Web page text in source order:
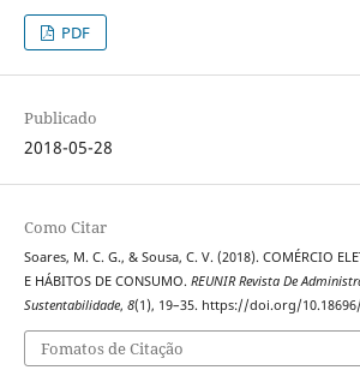
PDF
Publicado
2018-05-28
Como Citar
Soares, M. C. G., & Sousa, C. V. (2018). COMÉRCIO
E HÁBITOS DE CONSUMO. REUNIR Revista De
Sustentabilidade, 8(1), 19–35. https://doi.org/
Fomatos de Citação